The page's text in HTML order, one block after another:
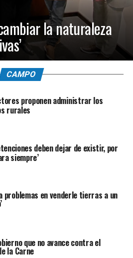
la naturaleza
CAMPO
proponen administrar los
rurales
deben dejar de existir, por
siempre’
problemas en venderle tierras a un
que no avance contra el
la Carne